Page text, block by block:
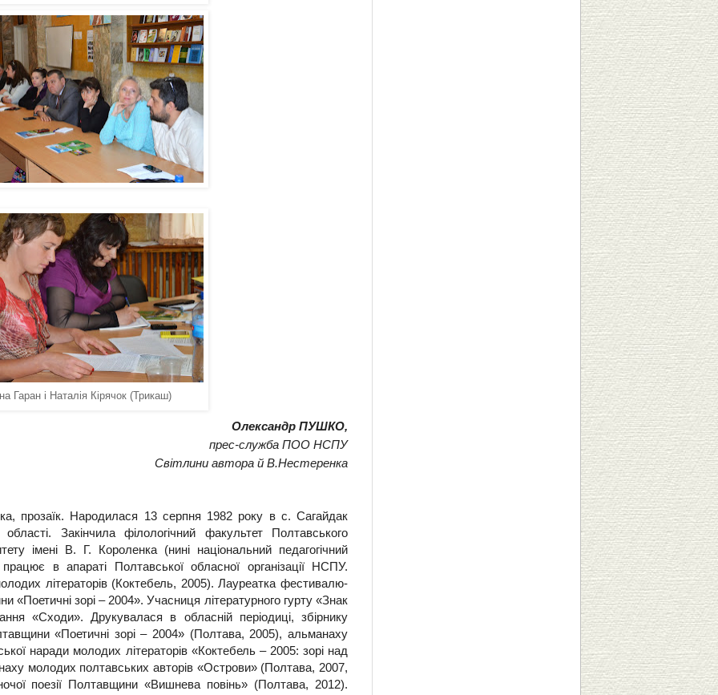
Гаран і Наталія Кірячок (Трикаш)
Олександр ПУШКО,
прес-служба ПОО НСПУ
Світлини автора й В.Нестеренка
прозаїк. Народилася 13 серпня 1982 року в с. Сагайдак
Закінчила філологічний факультет Полтавського
імені В. Г. Короленка (нині національний педагогічний
в апараті Полтавської обласної організації НСПУ.
літераторів (Коктебель, 2005). Лауреатка фестивалю-
«Поетичні зорі – 2004». Учасниця літературного гурту «Знак
«Сходи». Друкувалася в обласній періодиці, збірнику
«Поетичні зорі – 2004» (Полтава, 2005), альманаху
наради молодих літераторів «Коктебель – 2005: зорі над
молодих полтавських авторів «Острови» (Полтава, 2007,
поезії Полтавщини «Вишнева повінь» (Полтава, 2012).